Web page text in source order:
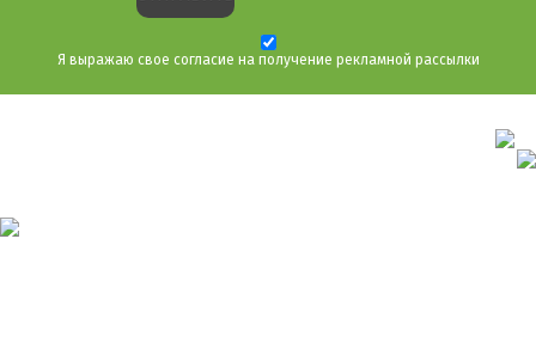
Я выражаю свое согласие на получение рекламной рассылки